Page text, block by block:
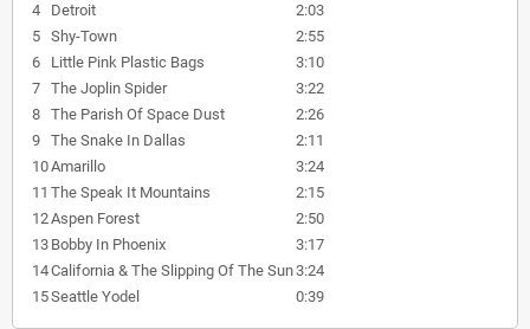
4
Detroit
2:03
5 Shy-Town
2:55
6
Little Pink Plastic Bags
3:10
7 The Joplin Spider
3:22
8 The Parish Of Space Dust
2:26
9 The Snake In Dallas
2:11
10Amarillo
3:24
11 The Speak It Mountains
2:15
12Aspen Forest
2:50
13 Bobby In Phoenix
3:17
14California & The Slipping Of The Sun3:24
15Seattle Yodel 0:39